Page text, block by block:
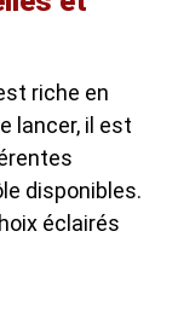
riche en
lancer, il est
disponibles.
éclairés